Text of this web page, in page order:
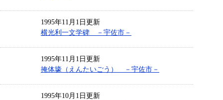
1995年11月1日更新
横光利一文学碑 －宇佐市－
1995年11月1日更新
掩体壕（えんたいごう） －宇佐市－
1995年10月1日更新